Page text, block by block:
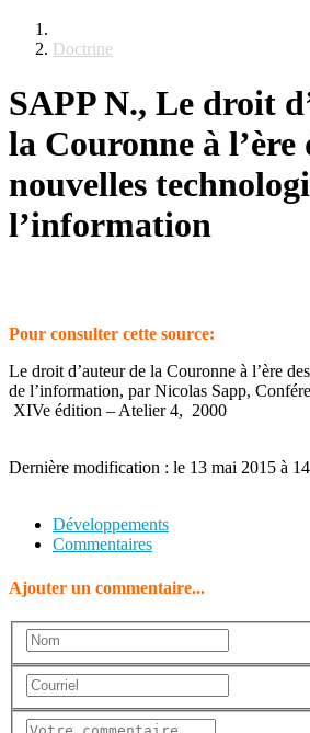
Doctrine
SAPP N., Le droit
la Couronne à l’ère
nouvelles
l’information
Pour consulter cette source:
Le droit d’auteur de la Couronne à l’ère
de l’information, par Nicolas Sapp,
XIVe édition – Atelier 4, 2000
Dernière modification : le 13 mai 2015 à
Développements
Commentaires
Ajouter un commentaire...